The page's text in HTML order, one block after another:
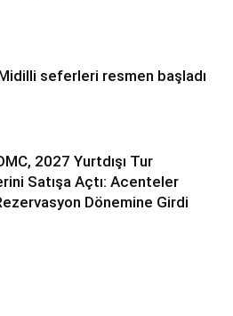
seferleri resmen başladı
2027 Yurtdışı Tur
Satışa Açtı: Acenteler
Dönemine Girdi